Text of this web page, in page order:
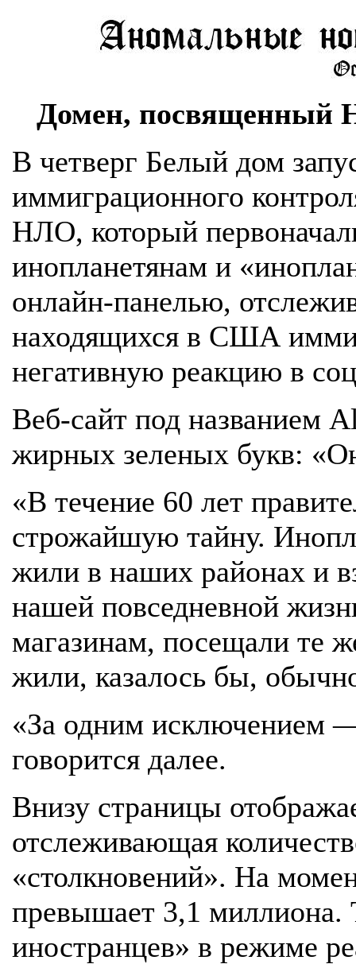
Домен, посвященный
В четверг Белый дом
иммиграционного
НЛО, который
инопланетянам и
онлайн-панелью,
находящихся в США
негативную реакцию в
Веб-сайт под названием
жирных зеленых букв:
«В течение 60 лет
строжайшую тайну.
жили в наших районах и
нашей повседневной
магазинам, посещали те
жили, казалось бы,
«За одним исключением
говорится далее.
Внизу страницы
отслеживающая
«столкновений». На
превышает 3,1 миллиона.
иностранцев» в режиме